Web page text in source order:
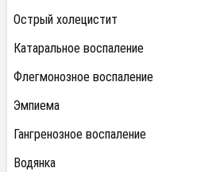
Острый холецистит
Катаральное воспаление
Флегмонозное воспаление
Эмпиема
Гангренозное воспаление
Водянка